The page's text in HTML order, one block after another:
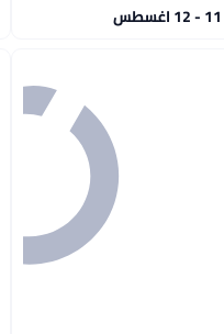
11 - 12 اغسطس